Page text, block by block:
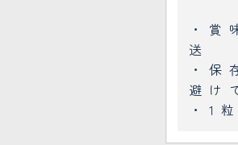
・賞
送
・保
避け
・1